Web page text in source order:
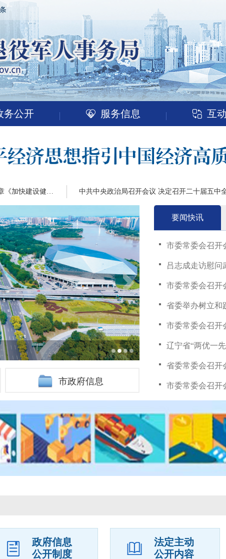
务公开 服务信息 互
《求是》杂志发表习近平总书记重要文章《加快建设健康中国》
沈城少年儿童祭扫
市政府信息
要闻快讯
辽宁省“两优一
政府信息
公开制度
法定主动
公开内容